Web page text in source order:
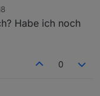
Habe ich noch
0